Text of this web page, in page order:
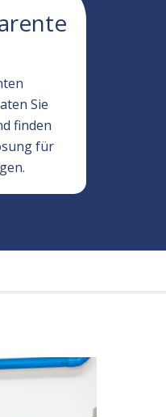
Sie
finden
für